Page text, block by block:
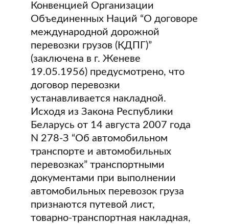
Конвенцией Организации
Объединенных Наций “О договоре
международной дорожной
перевозки грузов (КДПГ)”
(заключена в г. Женеве
19.05.1956) предусмотрено, что
договор перевозки
устанавливается накладной.
Исходя из Закона Республики
Беларусь от 14 августа 2007 года
N 278-З “Об автомобильном
транспорте и автомобильных
перевозках” транспортными
документами при выполнении
автомобильных перевозок груза
признаются путевой лист,
товарно-транспортная накладная,